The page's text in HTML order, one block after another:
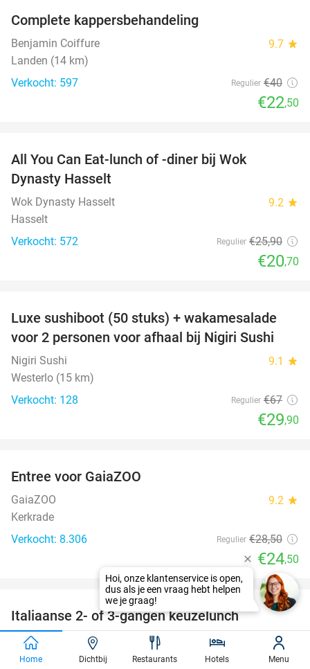
Complete kappersbehandeling
Benjamin Coiffure 9.7 star
Landen (14 km)
Verkocht: 597
Regulier €40
€22,50
All You Can Eat-lunch of -diner bij Wok
Dynasty Hasselt
Wok Dynasty Hasselt 9.2 star
Hasselt
Verkocht: 572
Regulier €25,90
€20,70
55%
Luxe sushiboot (50 stuks) + wakamesalade
voor 2 personen voor afhaal bij Nigiri Sushi
Nigiri Sushi 9.1 star
Westerlo (15 km)
Verkocht: 128
Regulier €67
€29,90
Entree voor GaiaZOO
GaiaZOO 9.2 star
Kerkrade
Verkocht: 8.306
Regulier €28,50
€24,50
42%
favorite_border
Italiaanse 2- of 3-gangen keuzelunch
Luciano
Keerbergen
Home Dichtbij Restaurants Hotels Menu
Hoi, onze klantenservice is open,
dus als je een vraag hebt helpen
we je graag!